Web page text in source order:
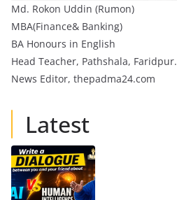
Md. Rokon Uddin (Rumon)
MBA(Finance& Banking)
BA Honours in English
Head Teacher, Pathshala, Faridpur.
News Editor, thepadma24.com
Latest